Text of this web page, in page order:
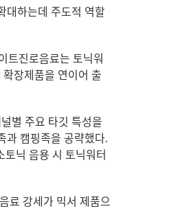
대하는데 주도적 역할
트진로음료는 토닉워
확장제품을 연이어 출
별 주요 타깃 특성을
과 캠핑족을 공략했다.
토닉 음용 시 토닉워터
료 강세가 믹서 제품으